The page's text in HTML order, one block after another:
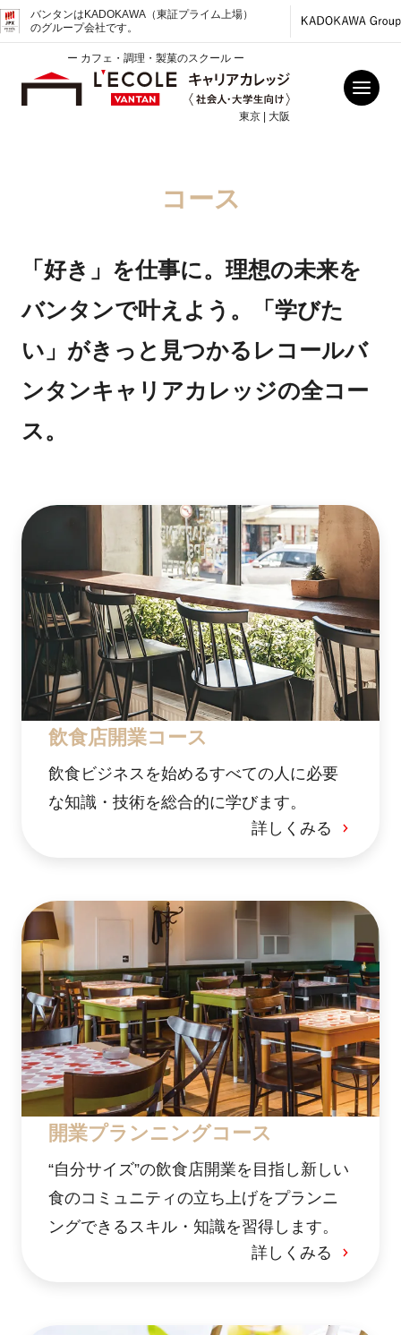
バンタンはKADOKAWA（東証プライム上場）
のグループ会社です。
ー カフェ・調理・製菓のスクール ー
東京 | 大阪
コース
「好き」を仕事に。理想の未来を
バンタンで叶えよう。「学びた
い」がきっと見つかるレコールバ
ンタンキャリアカレッジの全コー
ス。
飲食店開業コース
飲食ビジネスを始めるすべての人に必要
な知識・技術を総合的に学びます。
詳しくみる
開業プランニングコース
“自分サイズ”の飲食店開業を目指し新しい
食のコミュニティの立ち上げをプランニ
ングできるスキル・知識を習得します。
詳しくみる